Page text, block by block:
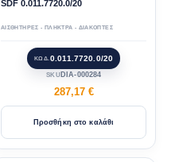
SDF 0.011.7720.0/20
ΑΙΣΘΗΤΗΡΕΣ - ΠΛΗΚΤΡΑ - ΔΙΑΚΟΠΤΕΣ
ΚΩΔ. 0.011.7720.0/20
SKU DIA-000284
287,17 €
Προσθήκη στο καλάθι